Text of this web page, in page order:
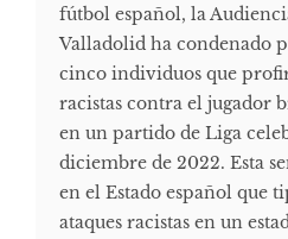
fútbol español, la
Valladolid ha condenado
cinco individuos que
racistas contra el jugador
en un partido de Liga
diciembre de 2022. Esta
en el Estado español que
ataques racistas en un